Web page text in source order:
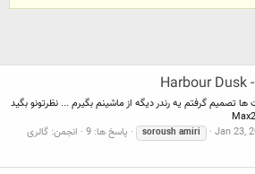
Harbour Dusk
تصمیم گرفتم یه رندر دیگه از ماشینم بگیرم ... نظرتونو بگید
Jan 23,
soroush amiri پاسخ ها: 9 انجمن: گالری